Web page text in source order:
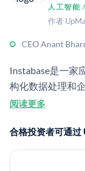
人工智能
作者
CEO Anant
Instabase是一家
构化数据处理和
即可从文档和其
阅读更多
合格投资者可通过